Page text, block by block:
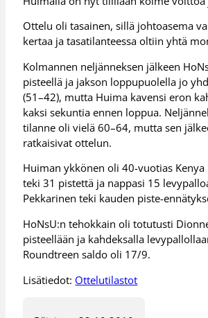
Ottelu oli tasainen, sillä johtoasema
kertaa ja tasatilanteessa oltiin yhtä
Kolmannen neljänneksen jälkeen
pisteellä ja jakson loppupuolella jo
(51–42), mutta Huima kavensi eron
kaksi sekuntia ennen loppua.
tilanne oli vielä 60–64, mutta sen
ratkaisivat ottelun.
Huiman ykkönen oli 40-vuotias Kenya
teki 31 pistettä ja nappasi 15
Pekkarinen teki kauden piste-
HoNsU:n tehokkain oli totutusti
pisteellään ja kahdeksalla
Roundtreen saldo oli 17/9.
Lisätiedot: Ottelutilastot